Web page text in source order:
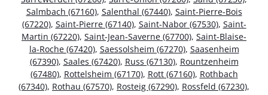
Salmbach (67160), Salenthal (67440), Saint-Pierre-Bois
(67220), Saint-Pierre (67140), Saint-Nabor (67530), Saint-
Martin (67220), Saint-Jean-Saverne (67700), Saint-Blaise-
la-Roche (67420), Saessolsheim (67270), Saasenheim
(67390), Saales (67420), Russ (67130), Rountzenheim
(67480), Rottelsheim (67170), Rott (67160), Rothbach
(67340), Rothau (67570), Rosteig (67290), Rossfeld (67230),